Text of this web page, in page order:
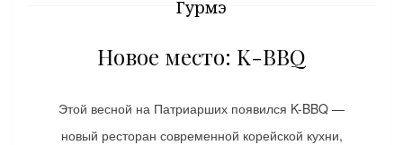
Гурмэ
Новое место: K-BBQ
Этой весной на Патриарших появился K-BBQ —
новый ресторан современной корейской кухни,